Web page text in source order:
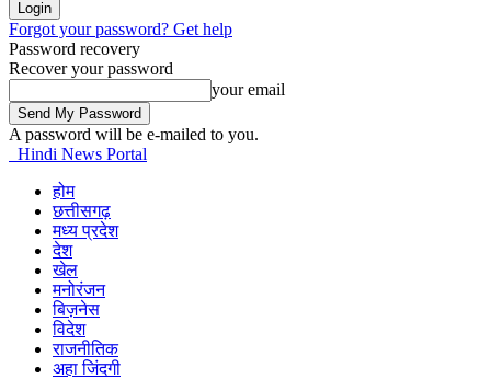
Forgot your password? Get help
Password recovery
Recover your password
your email
A password will be e-mailed to you.
Hindi News Portal
होम
छत्तीसगढ़
मध्य प्रदेश
देश
खेल
मनोरंजन
बिज़नेस
विदेश
राजनीतिक
अहा जिंदगी